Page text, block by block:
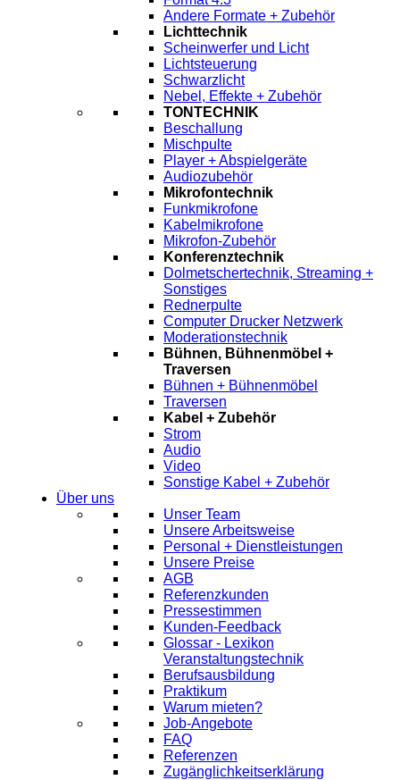
Andere Formate + Zubehör
Lichttechnik
Scheinwerfer und Licht
Lichtsteuerung
Schwarzlicht
Nebel, Effekte + Zubehör
TONTECHNIK
Beschallung
Mischpulte
Player + Abspielgeräte
Audiozubehör
Mikrofontechnik
Funkmikrofone
Kabelmikrofone
Mikrofon-Zubehör
Konferenztechnik
Dolmetschertechnik, Streaming +
Sonstiges
Rednerpulte
Computer Drucker Netzwerk
Moderationstechnik
Bühnen, Bühnenmöbel +
Traversen
Bühnen + Bühnenmöbel
Traversen
Kabel + Zubehör
Strom
Audio
Video
Sonstige Kabel + Zubehör
Über uns
Unser Team
Unsere Arbeitsweise
Personal + Dienstleistungen
Unsere Preise
AGB
Referenzkunden
Pressestimmen
Kunden-Feedback
Glossar - Lexikon
Veranstaltungstechnik
Berufsausbildung
Praktikum
Warum mieten?
Job-Angebote
FAQ
Referenzen
Zugänglichkeitserklärung